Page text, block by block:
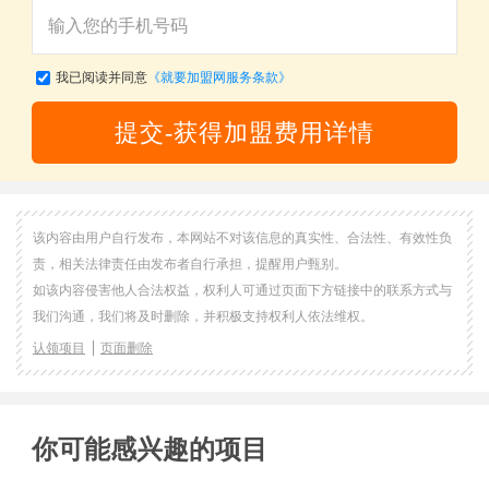
我已阅读并同意《就要加盟网服务条款》
提交-获得加盟费用详情
该内容由用户自行发布，本网站不对该信息的真实性、合法性、有效性负
责，相关法律责任由发布者自行承担，提醒用户甄别。
如该内容侵害他人合法权益，权利人可通过页面下方链接中的联系方式与
我们沟通，我们将及时删除，并积极支持权利人依法维权。
认领项目 页面删除
你可能感兴趣的项目